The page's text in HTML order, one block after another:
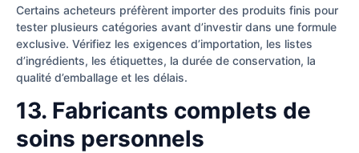
Certains acheteurs préfèrent importer des produits finis pour
tester plusieurs catégories avant d’investir dans une formule
exclusive. Vérifiez les exigences d’importation, les listes
d’ingrédients, les étiquettes, la durée de conservation, la
qualité d’emballage et les délais.
13. Fabricants complets de
soins personnels